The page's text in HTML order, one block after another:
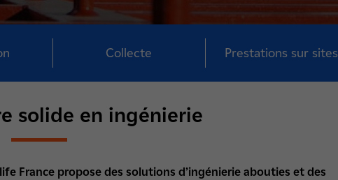
Collecte Prestations sur sites
solide en ingénierie
France propose des solutions d’ingénierie abouties et des